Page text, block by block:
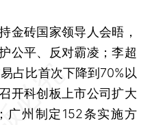
金砖国家领导人会晤，
公平、反对霸凌；李超
占比首次下降到70%以
开科创板上市公司扩大
广州制定152条实施方